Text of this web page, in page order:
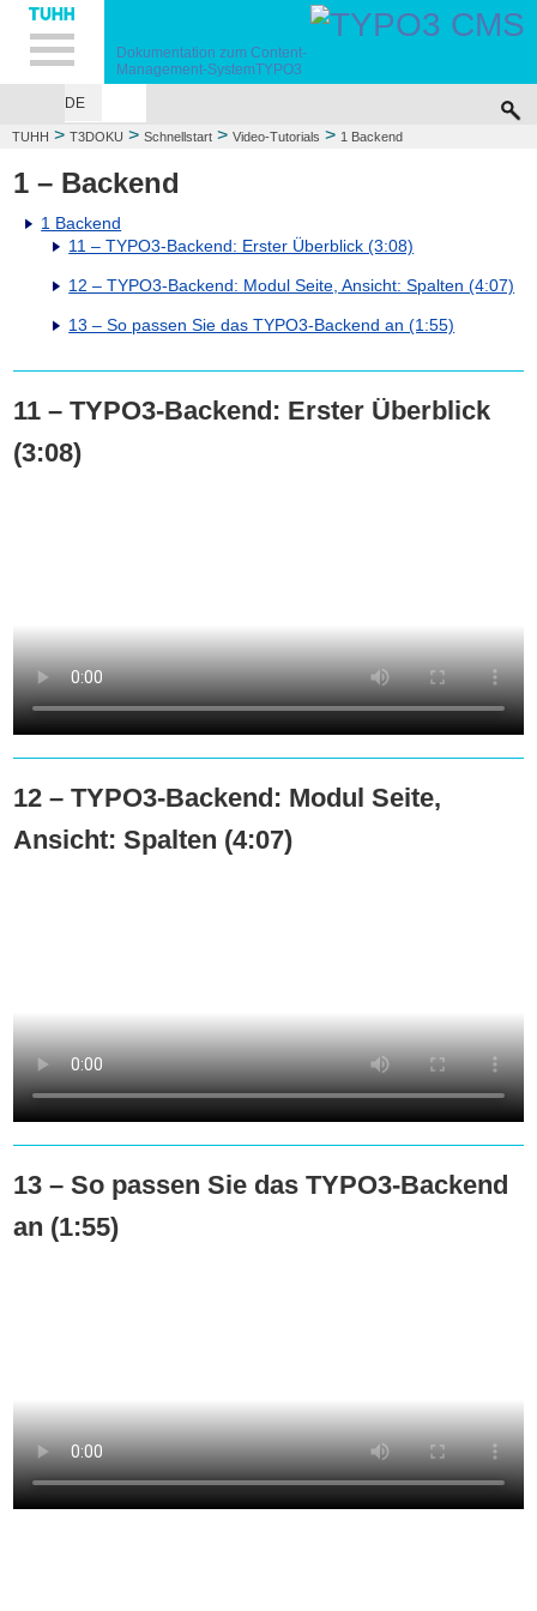
Hauptnavigation
Unternavigation
Inhalt
Suche
Dokumentation zum Content-
Management-SystemTYPO3
DE
TUHH > T3DOKU > Schnellstart > Video-Tutorials > 1 Backend
1 – Backend
1 Backend
11 – TYPO3-Backend: Erster Überblick (3:08)
12 – TYPO3-Backend: Modul Seite, Ansicht: Spalten (4:07)
13 – So passen Sie das TYPO3-Backend an (1:55)
11 – TYPO3-Backend: Erster Überblick
(3:08)
12 – TYPO3-Backend: Modul Seite,
Ansicht: Spalten (4:07)
13 – So passen Sie das TYPO3-Backend
an (1:55)